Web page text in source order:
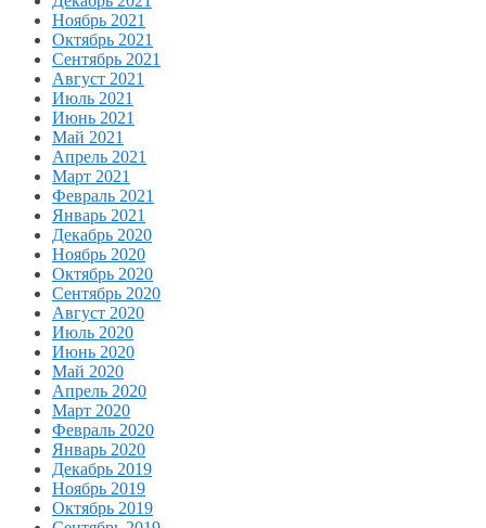
Ноябрь 2021
Октябрь 2021
Сентябрь 2021
Август 2021
Июль 2021
Июнь 2021
Май 2021
Апрель 2021
Март 2021
Февраль 2021
Январь 2021
Декабрь 2020
Ноябрь 2020
Октябрь 2020
Сентябрь 2020
Август 2020
Июль 2020
Июнь 2020
Май 2020
Апрель 2020
Март 2020
Февраль 2020
Январь 2020
Декабрь 2019
Ноябрь 2019
Октябрь 2019